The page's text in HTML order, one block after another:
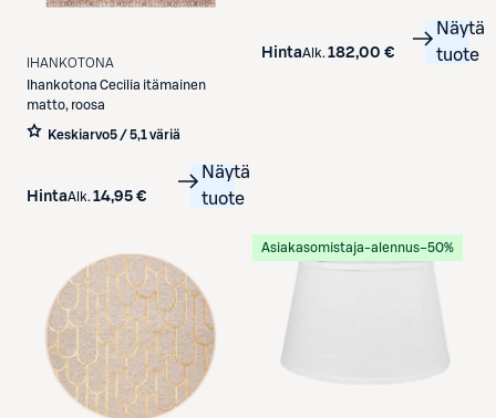
IHANKOTONA
Ihankotona Cecilia itämainen
matto, roosa
Keskiarvo5 / 5,1 väriä
HintaAlk. 14,95 €
Näytä
tuote
HintaAlk. 182,00 €
Näytä
tuote
Asiakasomistaja-alennus−50%